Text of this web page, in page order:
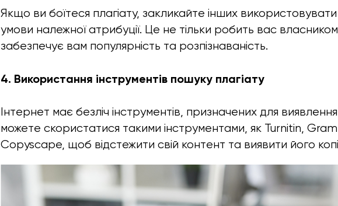
Якщо ви боїтеся плагіату, закликайте інших
умови належної атрибуції. Це не тільки робить вас
забезпечує вам популярність та розпізнаваність.
4. Використання інструментів пошуку плагіату
Інтернет має безліч інструментів, призначених для виявлення
можете скористатися такими інструментами, як Turnitin,
Copyscape, щоб відстежити свій контент та виявити його